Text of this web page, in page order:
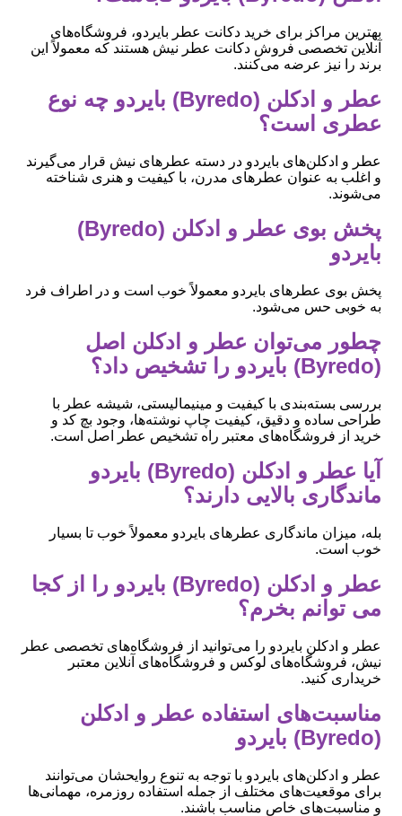
بهترین مراکز برای خرید دکانت عطر بایردو، فروشگاه‌های
آنلاین تخصصی فروش دکانت عطر نیش هستند که معمولاً این
برند را نیز عرضه می‌کنند.
عطر و ادکلن (Byredo) بایردو چه نوع
عطری است؟
عطر و ادکلن‌های بایردو در دسته عطرهای نیش قرار می‌گیرند
و اغلب به عنوان عطرهای مدرن، با کیفیت و هنری شناخته
می‌شوند.
پخش بوی عطر و ادکلن (Byredo)
بایردو
پخش بوی عطرهای بایردو معمولاً خوب است و در اطراف فرد
به خوبی حس می‌شود.
چطور می‌توان عطر و ادکلن اصل
(Byredo) بایردو را تشخیص داد؟
بررسی بسته‌بندی با کیفیت و مینیمالیستی، شیشه عطر با
طراحی ساده و دقیق، کیفیت چاپ نوشته‌ها، وجود بچ کد و
خرید از فروشگاه‌های معتبر راه تشخیص عطر اصل است.
آیا عطر و ادکلن (Byredo) بایردو
ماندگاری بالایی دارند؟
بله، میزان ماندگاری عطرهای بایردو معمولاً خوب تا بسیار
خوب است.
عطر و ادکلن (Byredo) بایردو را از کجا
می توانم بخرم؟
عطر و ادکلن بایردو را می‌توانید از فروشگاه‌های تخصصی عطر
نیش، فروشگاه‌های لوکس و فروشگاه‌های آنلاین معتبر
خریداری کنید.
مناسبت‌های استفاده عطر و ادکلن
(Byredo) بایردو
عطر و ادکلن‌های بایردو با توجه به تنوع روایحشان می‌توانند
برای موقعیت‌های مختلف از جمله استفاده روزمره، مهمانی‌ها
و مناسبت‌های خاص مناسب باشند.